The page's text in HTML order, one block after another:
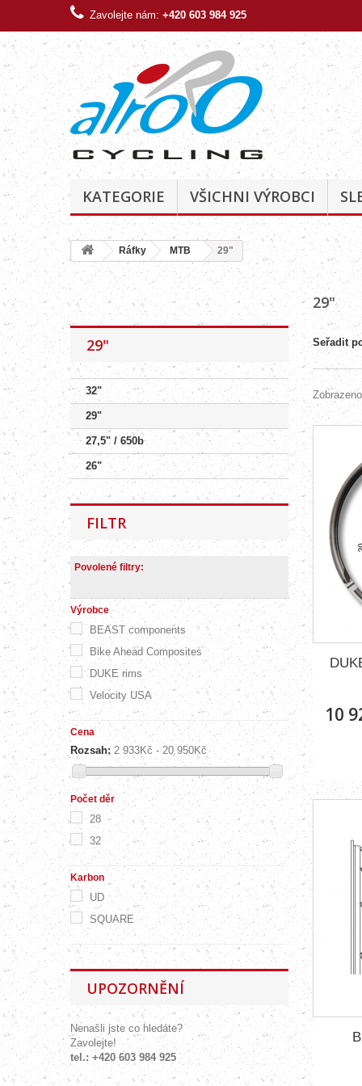
Zavolejte nám: +420 603 984 925
KATEGORIE VŠICHNI VÝROBCI
Ráfky MTB 29"
29"
32"
29"
27,5" / 650b
26"
FILTR
Povolené filtry:
Výrobce
BEAST components
Bike Ahead Composites
DUKE rims
Velocity USA
Cena
Rozsah: 2 933Kč - 20 950Kč
Počet děr
28
32
Karbon
UD
SQUARE
UPOZORNĚNÍ
Nenašli jste co hledáte?
Zavolejte!
tel.: +420 603 984 925
29"
Seřadit
10